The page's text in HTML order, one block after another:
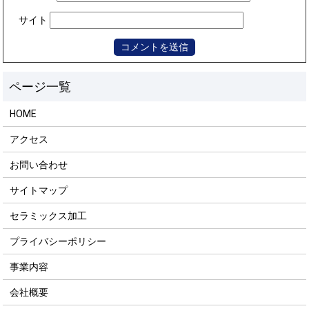
サイト
HOME
アクセス
お問い合わせ
サイトマップ
セラミックス加工
プライバシーポリシー
事業内容
会社概要